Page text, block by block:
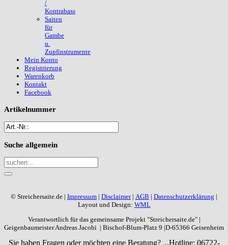
/
Kontrabass
Saiten
für
Gambe
u.
Zupfinstrumente
Mein Konto
Registrierung
Warenkorb
Kontakt
Facebook
Artikelnummer
Suche allgemein
© Streichersaite.de | Impressum | Disclaimer| AGB | Datenschutzerklärung |
Layout und Design: WML
Verantwortlich für das gemeinsame Projekt "Streichersaite.de" |
Geigenbaumeister Andreas Jacobi | Bischof-Blum-Platz 9 |D-65366 Geisenheim
Sie haben Fragen oder möchten eine Beratung? ...Hotline: 06722-